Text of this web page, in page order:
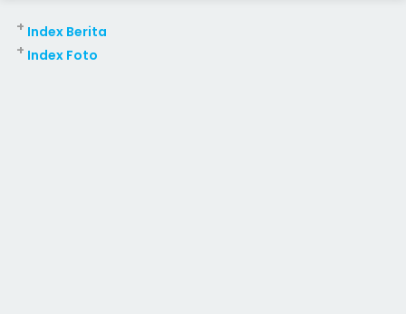
Index Berita
+
Index Foto
+